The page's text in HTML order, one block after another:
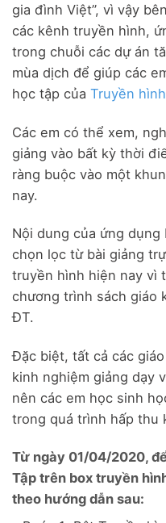
gia đình Việt’’, vì vậy
các kênh truyền hình,
trong chuỗi các dự án
mùa dịch để giúp các
học tập của Truyền
Các em có thể xem,
giảng vào bất kỳ thời
ràng buộc vào một
nay.
Nội dung của ứng
chọn lọc từ bài giảng
truyền hình hiện nay vì
chương trình sách giáo
ĐT.
Đặc biệt, tất cả các
kinh nghiệm giảng dạy
nên các em học sinh
trong quá trình hấp thu
Từ ngày 01/04/2020,
Tập trên box truyền
theo hướng dẫn sau: